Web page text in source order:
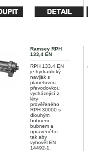
Ramsey RPH
133,4 EN
RPH 133,4 EN
je hydraulický
naviják s
planetovou
převodovkou
vycházející z
léty
prověřeného
RPH 30000 s
dlouhým
bubnem
bubnem a
upraveného
tak aby
vyhověl EN
14492-1.